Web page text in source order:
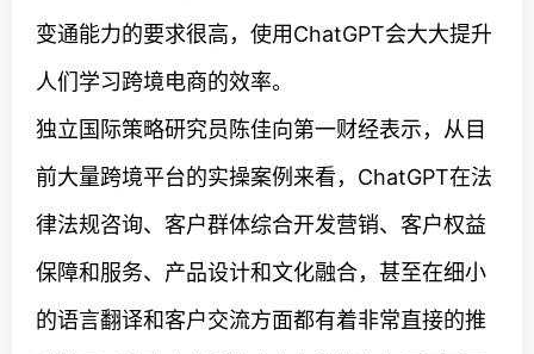
变通能力的要求很高，使用ChatGPT会大大提升
人们学习跨境电商的效率。
独立国际策略研究员陈佳向第一财经表示，从目
前大量跨境平台的实操案例来看，ChatGPT在法
律法规咨询、客户群体综合开发营销、客户权益
保障和服务、产品设计和文化融合，甚至在细小
的语言翻译和客户交流方面都有着非常直接的推